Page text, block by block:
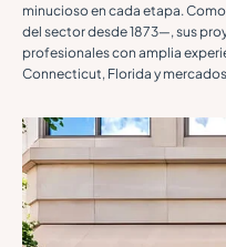
minucioso en cada etapa.
del sector desde 1873—, sus
profesionales con amplia
Connecticut, Florida y